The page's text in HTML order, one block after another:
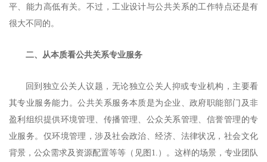
平、能力高低有关。不过，工业设计与公共关系的工作特点还是有
很大不同的。
二、从本质看公共关系专业服务
回到独立公关人议题，无论独立公关人抑或专业机构，主要看
其专业服务能力。公共关系服务本质是为企业、政府职能部门及非
盈利组织提供环境管理、传播管理、公众关系管理、信誉管理的专
业服务。仅环境管理，涉及社会政治、经济、法律状况，社会文化
背景，公众需求及资源配置等等（见图1.）。这样的场景，专业团队